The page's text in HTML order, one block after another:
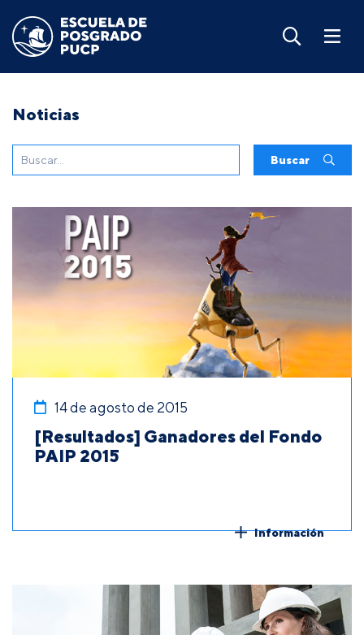
Noticias
Buscar
14 de agosto de 2015
[Resultados] Ganadores del Fondo
PAIP 2015
Información